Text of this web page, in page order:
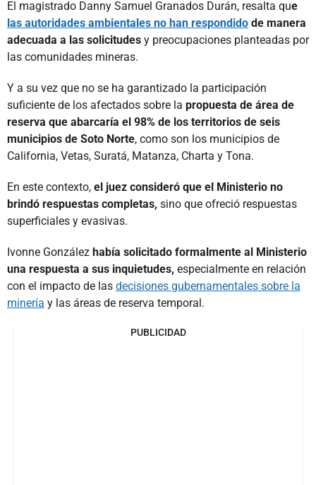
El magistrado Danny Samuel Granados Durán, resalta que
las autoridades ambientales no han respondido de manera
adecuada a las solicitudes y preocupaciones planteadas por
las comunidades mineras.
Y a su vez que no se ha garantizado la participación
suficiente de los afectados sobre la propuesta de área de
reserva que abarcaría el 98% de los territorios de seis
municipios de Soto Norte, como son los municipios de
California, Vetas, Suratá, Matanza, Charta y Tona.
En este contexto, el juez consideró que el Ministerio no
brindó respuestas completas, sino que ofreció respuestas
superficiales y evasivas.
Ivonne González había solicitado formalmente al Ministerio
una respuesta a sus inquietudes, especialmente en relación
con el impacto de las decisiones gubernamentales sobre la
minería y las áreas de reserva temporal.
PUBLICIDAD